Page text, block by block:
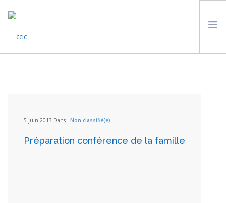
LES ONG DE LA PLATEFORME
5 juin 2013 Dans : Non classifié(e)
Préparation conférence de la famille